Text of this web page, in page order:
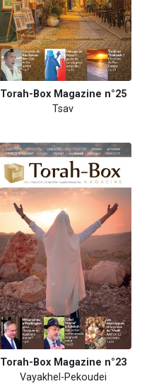
Torah-Box Magazine n°25
Tsav
Torah-Box Magazine n°23
Vayakhel-Pekoudei